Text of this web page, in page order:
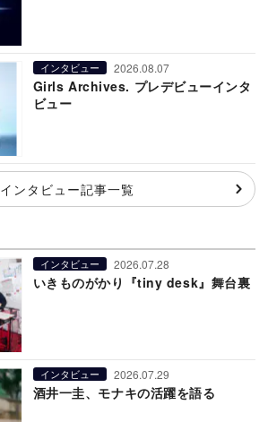
インタビュー 2026.08.07
Girls Archives. プレデビューインタ
ビュー
インタビュー記事一覧
インタビュー 2026.07.28
いきものがかり『tiny desk』舞台裏
インタビュー 2026.07.29
酒井一圭、モナキの活躍を語る